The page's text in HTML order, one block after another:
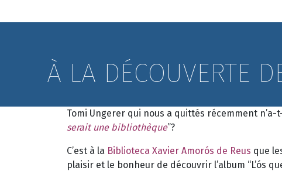
À LA DÉCOUVERTE
Tomi Ungerer qui nous a quittés récemment n’a-
serait une bibliothèque”?
C’est à la Biblioteca Xavier Amorós de Reus que
plaisir et le bonheur de découvrir l’album “L’ós